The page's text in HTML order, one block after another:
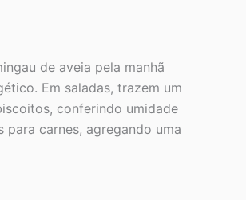
de aveia pela manhã
Em saladas, trazem um
conferindo umidade
carnes, agregando uma